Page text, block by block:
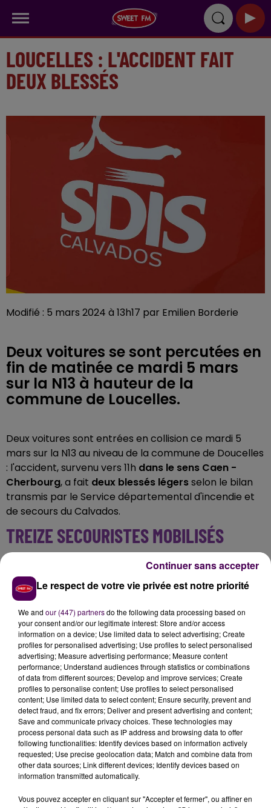
LOUCELLES : L'ACCIDENT FAIT
DEUX BLESSÉS
Modifié : 5 mars 2024 à 13h17 par Emilien Borderie
Deux voitures se sont percutées en
fin de matinée ce mardi 5 mars
sur la N13 à hauteur de la
commune de Loucelles.
Deux voitures sont entrées en collision ce mardi 5
mars sur la N13 au niveau de la commune de Doucelles
: l'accident, survenu vers 11h dans le sens Caen -
Cherbourg, a fait deux blessés légersselon le bilan
transmis par le Service départemental d'incendie et
de secours du Calvados.
TREIZE SECOURISTES MOBILISÉS
Les faits, qui se sont produits dans des circonstances
qui restent à déterminer, auront nécessité
place d'un total de treize sapeurs-pompierset de
quatre véhicules d'intervention, venus des casernes
de Caen-Couvrechef, Ifs et Creully.
À LA UNE
7 août 2026
Le respect de votre vie privée est notre priorité
We and our (447) partnersdo the following data processing based on
your consent and/or our legitimate interest: Store and/or access
information on a device; Use limited data to select advertising; Create
profiles for personalised advertising; Use profiles to select personalised
advertising; Measure advertising performance; Measure content
performance; Understand audiences through statistics or combinations
of data from different sources; Develop and improve services; Create
profiles to personalise content; Use profiles to select personalised
content; Use limited data to select content; Ensure security, prevent and
detect fraud, and fix errors; Deliver and present advertising and content;
Save and communicate privacy choices. These technologies may
process personal data such as IP address and browsing data to offer
following functionalities: Identify devices based on information actively
requested; Use precise geolocation data; Match and combine data from
other data sources; Link different devices; Identify devices based on
information transmitted automatically.
Vous pouvez accepter en cliquant sur "Accepter et fermer", ou affiner en
Continuer sans accepter